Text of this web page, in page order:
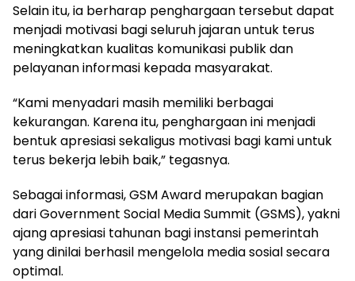
Selain itu, ia berharap penghargaan tersebut dapat
menjadi motivasi bagi seluruh jajaran untuk terus
meningkatkan kualitas komunikasi publik dan
pelayanan informasi kepada masyarakat.
“Kami menyadari masih memiliki berbagai
kekurangan. Karena itu, penghargaan ini menjadi
bentuk apresiasi sekaligus motivasi bagi kami untuk
terus bekerja lebih baik,” tegasnya.
Sebagai informasi, GSM Award merupakan bagian
dari Government Social Media Summit (GSMS), yakni
ajang apresiasi tahunan bagi instansi pemerintah
yang dinilai berhasil mengelola media sosial secara
optimal.